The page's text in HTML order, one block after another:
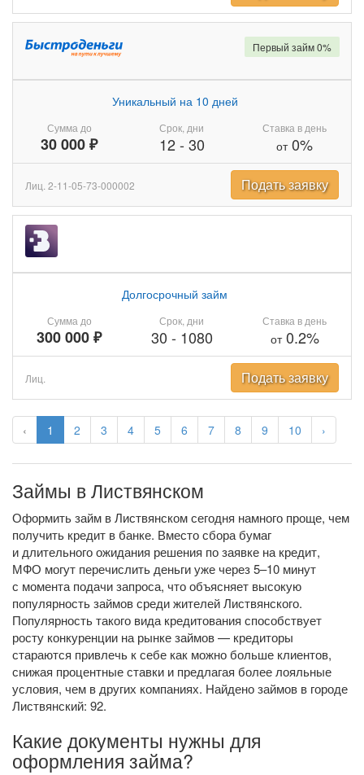
‹ 1 2 3 4 5 6 7 8 9 10 ›
Сумма до
30 000 ₽
Уникальный на 10 дней
Срок, дни
12- 30
Ставка в день
от0%
Первый займ 0%
Лиц. 2-11-05-73-000002 Подать заявку
Сумма до
300 000 ₽
Долгосрочный займ
Срок, дни
30 - 1080
Ставка в день
от0.2%
Лиц. Подать заявку
Займы в Листвянском
Оформить займ в Листвянском сегодня намного проще, чем
получить кредит в банке. Вместо сбора бумаг
и длительного ожидания решения по заявке на кредит,
МФО могут перечислить деньги уже через 5–10 минут
с момента подачи запроса, что объясняет высокую
популярность займов среди жителей Листвянского.
Популярность такого вида кредитования способствует
росту конкуренции на рынке займов — кредиторы
стараются привлечь к себе как можно больше клиентов,
снижая процентные ставки и предлагая более лояльные
условия, чем в других компаниях. Найдено займов в городе
Листвянский: 92.
Какие документы нужны для
оформления займа?